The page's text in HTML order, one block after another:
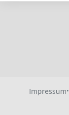
Impressum·